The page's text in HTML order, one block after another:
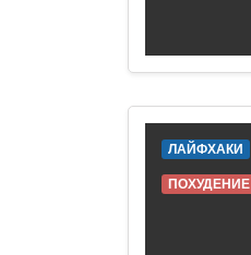
ЛАЙФХАКИ
ПОХУДЕНИЕ